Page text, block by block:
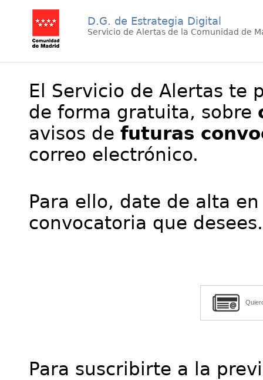
D.G. de Estrategia Digital
Servicio de Alertas de la Comunidad de
El Servicio de Alertas te
de forma gratuita, sobre
avisos de futuras
correo electrónico.
Para ello, date de alta
convocatoria que desees.
Para suscribirte a la